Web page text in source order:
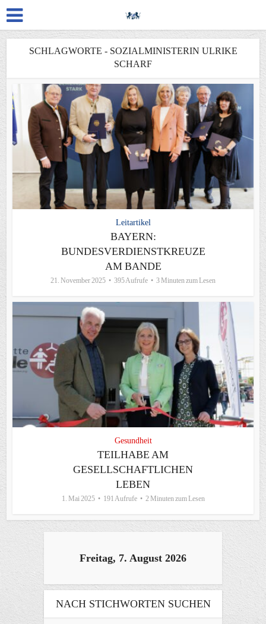
SCHLAGWORTE - SOZIALMINISTERIN ULRIKE
SCHARF
Leitartikel
BAYERN:
BUNDESVERDIENSTKREUZE
AM BANDE
21. November 2025 395 Aufrufe 3 Minuten zum Lesen
Gesundheit
TEILHABE AM
GESELLSCHAFTLICHEN
LEBEN
1. Mai 2025 191 Aufrufe 2 Minuten zum Lesen
Freitag, 7. August 2026
NACH STICHWORTEN SUCHEN